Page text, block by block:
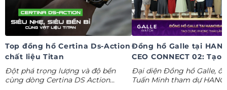
Top đồng hồ Certina Ds-Action
chất liệu Titan
Đột phá trọng lượng và độ bền
cùng dòng Certina DS Action
Đồng hồ Galle tại
CEO CONNECT 02: Tạo
phong thái lãnh đạo kỷ
nguyên AI
Đại diện Đồng hồ Galle,
Tuấn Minh tham dự